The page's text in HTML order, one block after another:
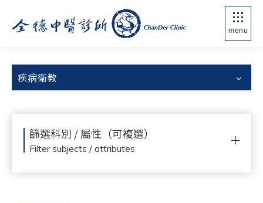
menu
疾病衛教
篩選科別 / 屬性（可複選）
Filter subjects / attributes